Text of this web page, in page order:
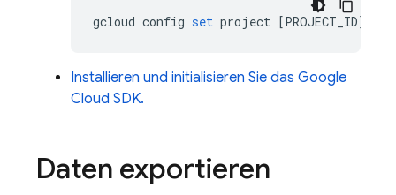
gcloud config set project [PROJECT_ID]
Installieren und initialisieren Sie das Google
Cloud SDK.
Daten exportieren